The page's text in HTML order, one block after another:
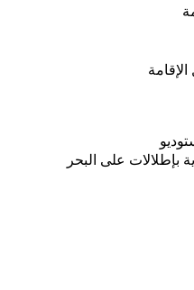
بإطلالات على البحر